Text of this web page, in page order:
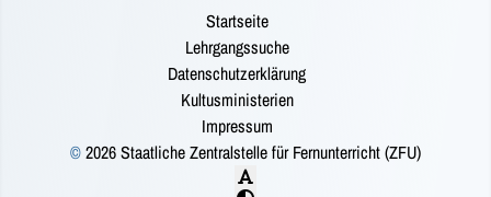
Startseite
Lehrgangssuche
Datenschutzerklärung
Kultusministerien
Impressum
©2026 Staatliche Zentralstelle für Fernunterricht (ZFU)